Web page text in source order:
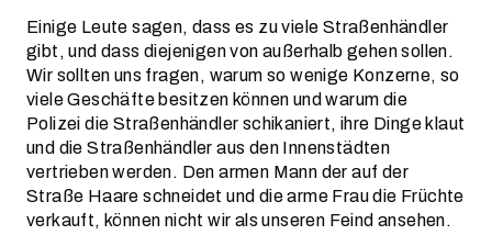
Einige Leute sagen, dass es zu viele Straßenhändler
gibt, und dass diejenigen von außerhalb gehen sollen.
Wir sollten uns fragen, warum so wenige Konzerne, so
viele Geschäfte besitzen können und warum die
Polizei die Straßenhändler schikaniert, ihre Dinge klaut
und die Straßenhändler aus den Innenstädten
vertrieben werden. Den armen Mann der auf der
Straße Haare schneidet und die arme Frau die Früchte
verkauft, können nicht wir als unseren Feind ansehen.